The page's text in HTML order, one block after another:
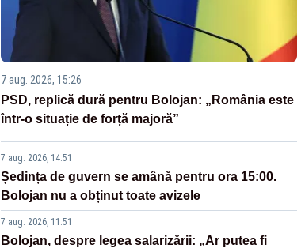
7 aug. 2026, 15:26
PSD, replică dură pentru Bolojan: „România este
într-o situație de forță majoră”
7 aug. 2026, 14:51
Ședința de guvern se amână pentru ora 15:00.
Bolojan nu a obținut toate avizele
7 aug. 2026, 11:51
Bolojan, despre legea salarizării: „Ar putea fi